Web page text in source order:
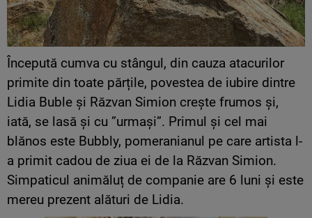
Începută cumva cu stângul, din cauza atacurilor
primite din toate părțile, povestea de iubire dintre
Lidia Buble și Răzvan Simion crește frumos și,
iată, se lasă și cu ”urmași”. Primul și cel mai
blănos este Bubbly, pomeranianul pe care artista l-
a primit cadou de ziua ei de la Răzvan Simion.
Simpaticul animăluț de companie are 6 luni și este
mereu prezent alături de Lidia.